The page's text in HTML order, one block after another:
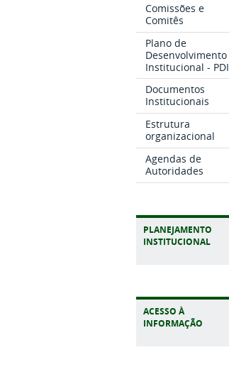
Comissões e
Comitês
Plano de
Desenvolvimento
Institucional - PDI
Documentos
Institucionais
Estrutura
organizacional
Agendas de
Autoridades
PLANEJAMENTO
INSTITUCIONAL
ACESSO À
INFORMAÇÃO